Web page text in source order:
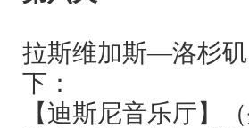
拉斯维加斯—洛杉
下：
【迪斯尼音乐厅】